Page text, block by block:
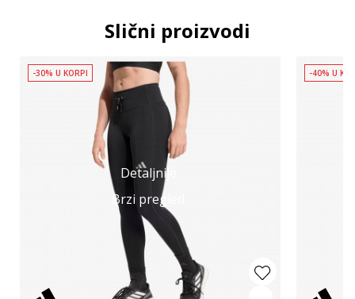
Slični proizvodi
Detaljnije
Brzi pregled
-30% U KORPI -40% U